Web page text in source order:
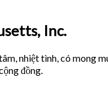
Inc.
nhiệt tình, có mong
đồng.